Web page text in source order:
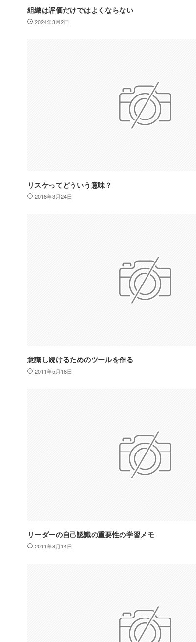
組織は評価だけではよくならない
2024年3月2日
リスケってどういう意味？
2018年3月24日
意識し続けるためのツールを作る
2011年5月18日
リーダーの自己認識の重要性の学習メモ
2011年8月14日